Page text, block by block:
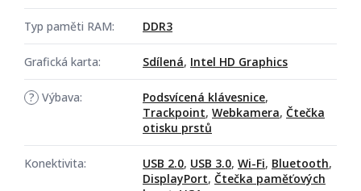
Typ paměti RAM: DDR3
Grafická karta: Sdílená, Intel HD Graphics
? Výbava: Podsvícená klávesnice,
Trackpoint, Webkamera, Čtečka
otisku prstů
Konektivita: USB 2.0, USB 3.0, Wi-Fi, Bluetooth,
DisplayPort, Čtečka paměťových